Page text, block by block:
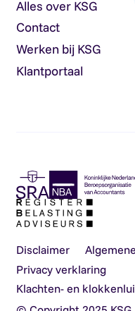
Alles over KSG
Contact
Werken bij KSG
Klantportaal
Disclaimer
Privacy verklaring
Klachten- en